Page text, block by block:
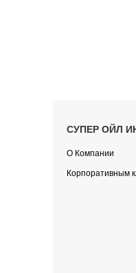
СУПЕР ОЙЛ
О Компании
Корпоративным